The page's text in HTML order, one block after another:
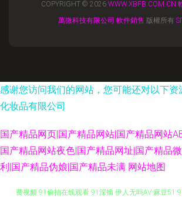
COPYRIGHT © 2026 WWW.XBFB.COM.CN
萬微科技有限公司 軟件銷售 版權所有
感谢您访问我们的网站，您可能还对以下
化妆品有限公司
国产精品网页|国产精品网站|国产精品网站
国产精品网站夜色|国产精品网址|国产精品
利|国产精品伪娘|国产精品未满 网站地图